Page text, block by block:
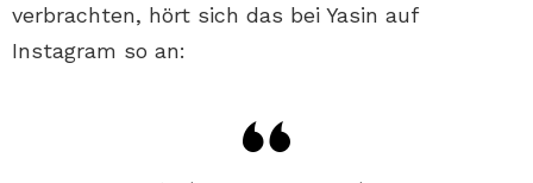
verbrachten, hört sich das bei Yasin auf
Instagram so an: